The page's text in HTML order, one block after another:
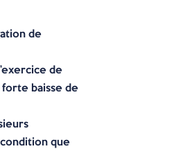
de
de
forte baisse de
que